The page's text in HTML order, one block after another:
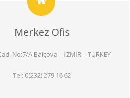
Merkez Ofis
No:7/A Balçova – İZMİR – TURKEY
Tel: 0(232) 279 16 62